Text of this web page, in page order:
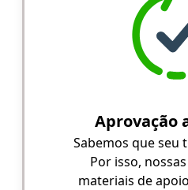
Aprovação
Sabemos que seu
Por isso,
materiais de